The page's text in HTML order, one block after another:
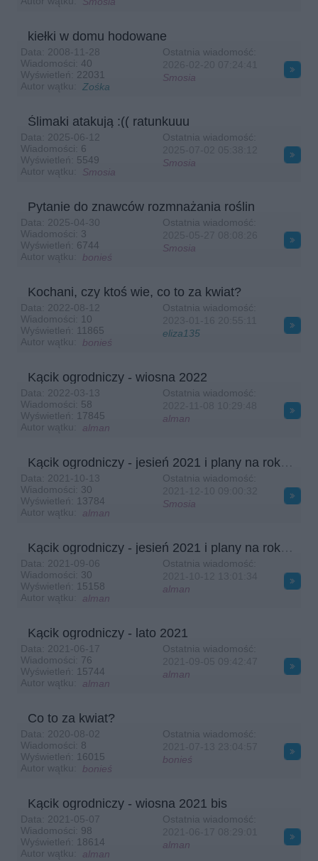
Data: 2008-11-28
kiełki w domu hodowane
Wiadomości:
40
Autor wątku:
Zośka
Ostatnia wiadomość:
Smosia
Wyświetleń: 22031
Data: 2025-06-12
Ślimaki atakują :(( ratunkuuu
Wiadomości:
6
Autor wątku:
Smosia
Ostatnia wiadomość:
Smosia
Wyświetleń: 5549
Data: 2025-04-30
Pytanie do znawców rozmnażania roślin
Wiadomości:
3
Autor wątku:
bonieś
Ostatnia wiadomość:
Smosia
Wyświetleń: 6744
Data: 2022-08-12
Kochani, czy ktoś wie, co to za kwiat?
Wiadomości:
10
Autor wątku:
bonieś
Ostatnia wiadomość:
eliza135
Wyświetleń: 11865
Data: 2022-03-13
Kącik ogrodniczy - wiosna 2022
Wiadomości:
58
Autor wątku:
alman
Ostatnia wiadomość:
alman
Wyświetleń: 17845
Data: 2021-10-13
Kącik ogrodniczy - jesień 2021 i plany na rok następny na bis
Wiadomości:
30
Autor wątku:
alman
Ostatnia wiadomość:
Smosia
Wyświetleń: 13784
Data: 2021-09-06
Kącik ogrodniczy - jesień 2021 i plany na rok następny
Wiadomości:
30
Autor wątku:
alman
Ostatnia wiadomość:
alman
Wyświetleń: 15158
Data: 2021-06-17
Kącik ogrodniczy - lato 2021
Wiadomości:
76
Autor wątku:
alman
Ostatnia wiadomość:
alman
Wyświetleń: 15744
Data: 2020-08-02
Co to za kwiat?
Wiadomości:
8
Autor wątku:
bonieś
Ostatnia wiadomość:
bonieś
Wyświetleń: 16015
Data: 2021-05-07
Kącik ogrodniczy - wiosna 2021 bis
Wiadomości:
98
Autor wątku:
alman
Ostatnia wiadomość:
alman
Wyświetleń: 18614
ciepłe ;D
Lea2
2026-05-11 20:25:19
mania233
Witam w zimny majowy poniedziałek i deszczowy,dobranoc
Dobry wtorek:)) zimno i wietrznie, fajnie że chociaż podlało solidnie /mam
wolne, konewki dzisiaj wyjątkowo w odstawce/.
2026-05-15 09:11:07
Smosia
I jeszcze lepszy piątek;)) leciutki deszczyk, spokojnie i ciepło, fajny dzień
2026-05-16 19:55:58
mania233
U was też tak zimno,Żyrardów zimnica,kiedy będzie wreszcie ciepło
2026-05-17 09:02:29
Smosia
2026-05-19 10:29:12
Smosia
witam słonecznie :) cieplutko, czas najwyższy bo moje pomidory, cukinia i
szparagówka już przypominają busz parapetowo-garażowy ;D
sadzenia czas a może nawet opalania, polegiwania na trawie ;) fajnego
dnia Wszystkim życzę :))
2026-05-22 09:50:02
Smosia
Dzień dobry, najlepszy, Wszystkim :)) bo słoneczny i ciepły
Witam,drugi dzień ciepła wreszcie,życzę miłego dnia,ja smażę mielone
2026-05-26 14:15:03
Szczęśliwego dnia mamusiowego, bo "matkowe brzmi szorstko ;((
ale grzeje, zimna woda i cień to najlepsze prezenty dzisiaj
2026-05-30 08:22:29
ale leeejeee :) super, fajnego deszczowego dnia Wszystkim zyczę :D
1go VI czyli nasze Święto - bo w każdym z nas dziecko tkwi, chyba że
pożre je dorosła chciwość lub zazdrość ...
2026-06-01 10:39:42
wesołego balowania drogie dzieciaczki ;))
Wszystkiego dobrego i dla nas dużych dzieci
2026-06-09 09:56:36
witam z 'uśmiechem otwartym ;D czyli jak u Smakosi w Kawiarence :))
dobra środa:)) chociaż pochmurna i chłodna to fajna - połowa tygodnia za
nami a jutro będzie 'malutki piątek ;))
2026-06-13 18:23:47
Jak fajnie, że sobotka, szkoda że nie Sobótka - bo to pięęęękne okolice